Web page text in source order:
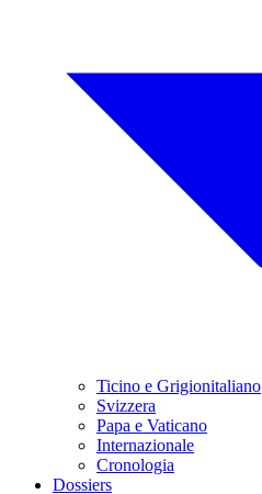
Ticino e Grigionitaliano
Svizzera
Papa e Vaticano
Internazionale
Cronologia
Dossiers